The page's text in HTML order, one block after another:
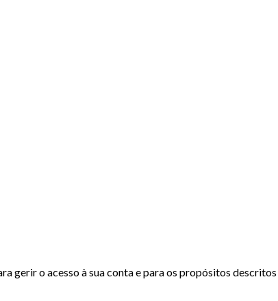
gerir o acesso à sua conta e para os propósitos descritos